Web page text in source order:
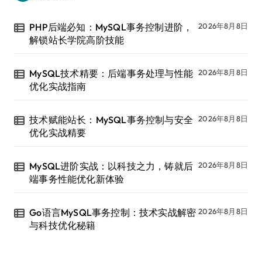
PHP后端必知：MySQL事务控制进阶，
解锁站长学院高阶技能
2026年8月8日
MySQL技术精要：后端事务处理与性能
优化实战指南
2026年8月8日
技术赋能站长：MySQL事务控制与安全
优化实战精要
2026年8月8日
MySQL进阶实战：以科技之力，铸就后
端事务性能优化新体验
2026年8月8日
Go语言MySQL事务控制：技术实战解密
与科技优化秘籍
2026年8月8日